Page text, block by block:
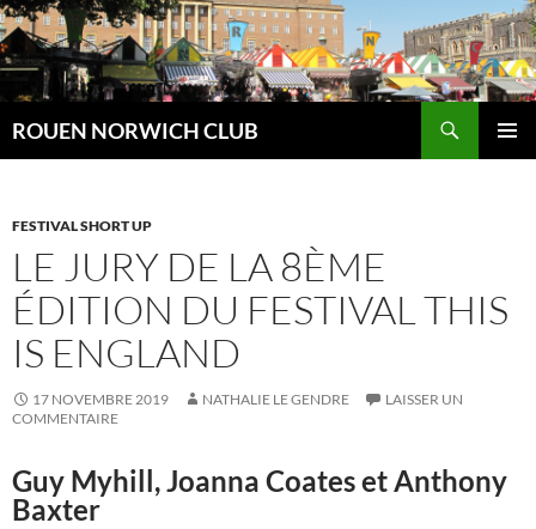
Aller
au
contenu
ROUEN NORWICH CLUB
FESTIVAL SHORT UP
LE JURY DE LA 8ÈME
ÉDITION DU FESTIVAL THIS
IS ENGLAND
17 NOVEMBRE 2019 NATHALIE LE GENDRE
LAISSER UN
COMMENTAIRE
Guy Myhill, Joanna Coates et Anthony
Baxter